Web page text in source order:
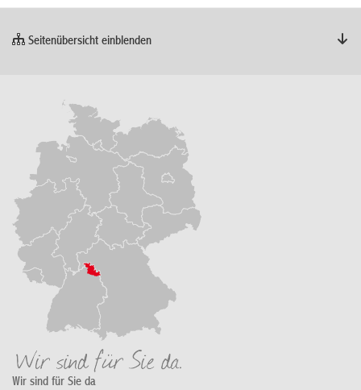
Seitenübersicht einblenden
Wir sind für Sie da